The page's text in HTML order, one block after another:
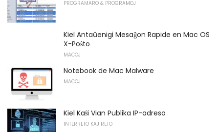
PROGRAMARO & PROGRAMOJ
Kiel Antaŭenigi Mesaĝon Rapide en Mac OS
X-Poŝto
MACOJ
Notebook de Mac Malware
MACOJ
Kiel Kaŝi Vian Publika IP-adreso
INTERRETO KAJ RETO